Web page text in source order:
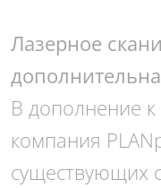
Лазерное
В дополнение
компания
существующих